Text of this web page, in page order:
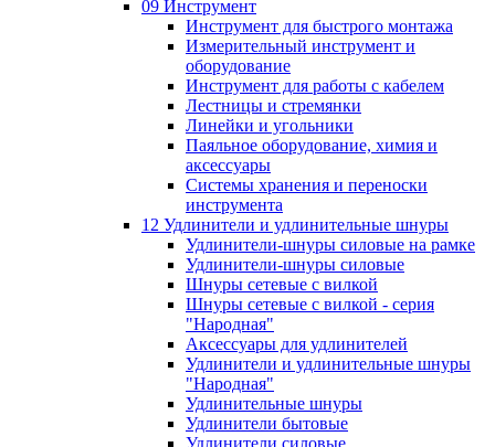
09 Инструмент
Инструмент для быстрого монтажа
Измерительный инструмент и
оборудование
Инструмент для работы с кабелем
Лестницы и стремянки
Линейки и угольники
Паяльное оборудование, химия и
аксессуары
Системы хранения и переноски
инструмента
12 Удлинители и удлинительные шнуры
Удлинители-шнуры силовые на рамке
Удлинители-шнуры силовые
Шнуры сетевые с вилкой
Шнуры сетевые с вилкой - серия
"Народная"
Аксессуары для удлинителей
Удлинители и удлинительные шнуры
"Народная"
Удлинительные шнуры
Удлинители бытовые
Удлинители силовые